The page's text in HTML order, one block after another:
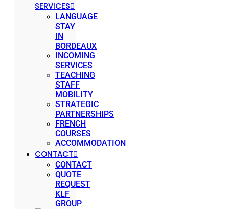
SERVICES
LANGUAGE
STAY
IN
BORDEAUX
INCOMING
SERVICES
TEACHING
STAFF
MOBILITY
STRATEGIC
PARTNERSHIPS
FRENCH
COURSES
ACCOMMODATION
CONTACT
CONTACT
QUOTE
REQUEST
KLF
GROUP